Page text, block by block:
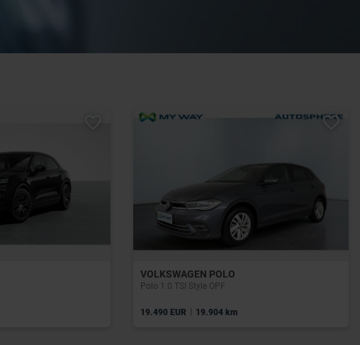
VOLKSWAGEN POLO
Polo 1.0 TSI Style OPF
19.490 EUR | 19.904 km